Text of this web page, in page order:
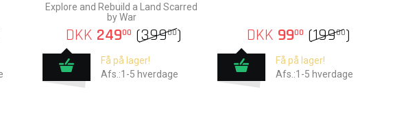
Explore and Rebuild a Land Scarred
by War
DKK 24900 (39900)
Få på lager!
Afs.:1-5 hverdage
DKK 9900 (19900)
Få på lager!
Afs.:1-5 hverdage